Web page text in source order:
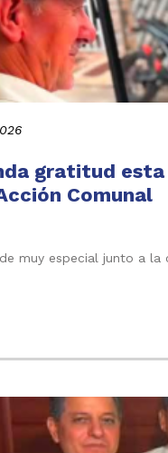
gratitud
Comunal
muy especial junto a